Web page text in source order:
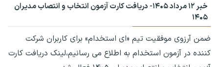
خبر ۱۲ مرداد ۱۴۰۵-
دریافت کارت آزمون انتخاب و انتصاب مدیران
۱۴۰۵
ضمن آرزوی موفقیت تیم «ای استخدام» برای کاربران شرکت
کننده در آزمون استخدام به اطلاع می رسانیم،لینک دریافت کارت